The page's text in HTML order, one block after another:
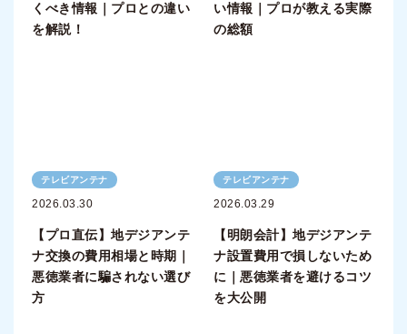
くべき情報｜プロとの違い
を解説！
い情報｜プロが教える実際
の総額
テレビアンテナ
2026.03.30
【プロ直伝】地デジアンテ
ナ交換の費用相場と時期｜
悪徳業者に騙されない選び
方
テレビアンテナ
2026.03.29
【明朗会計】地デジアンテ
ナ設置費用で損しないため
に｜悪徳業者を避けるコツ
を大公開